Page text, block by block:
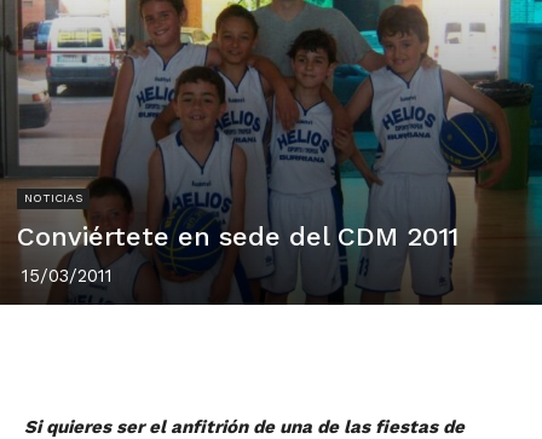
NOTICIAS
Conviértete en sede del CDM 2011
15/03/2011
Si quieres ser el anfitrión de una de las fiestas de